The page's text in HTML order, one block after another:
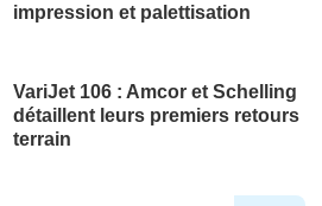
impression et palettisation
VariJet 106 : Amcor et Schelling
détaillent leurs premiers retours
terrain